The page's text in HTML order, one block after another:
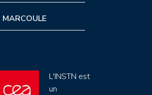
MARCOULE
L'INSTN est
un